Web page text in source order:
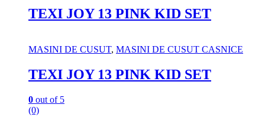
TEXI JOY 13 PINK KID SET
MASINI DE CUSUT, MASINI DE CUSUT CASNICE
TEXI JOY 13 PINK KID SET
0 out of 5
(0)